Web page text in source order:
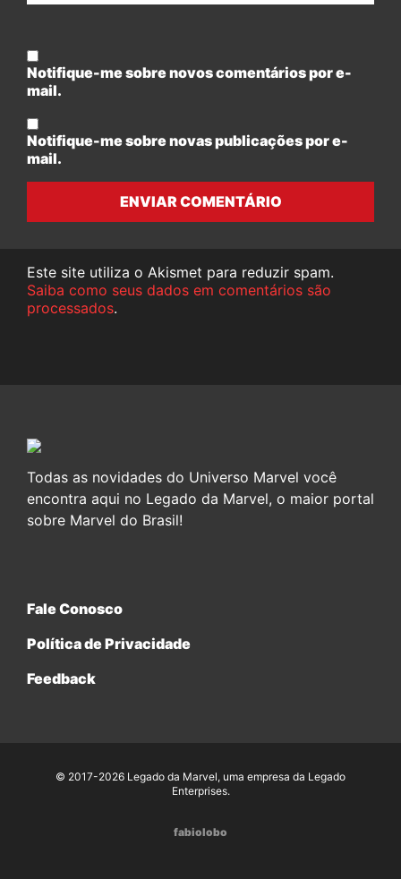
Notifique-me sobre novos comentários por e-
mail.
Notifique-me sobre novas publicações por e-
mail.
ENVIAR COMENTÁRIO
Este site utiliza o Akismet para reduzir spam.
Saiba como seus dados em comentários são
processados.
Todas as novidades do Universo Marvel você
encontra aqui no Legado da Marvel, o maior portal
sobre Marvel do Brasil!
Fale Conosco
Política de Privacidade
Feedback
© 2017-2026 Legado da Marvel, uma empresa da Legado
Enterprises.
fabiolobo